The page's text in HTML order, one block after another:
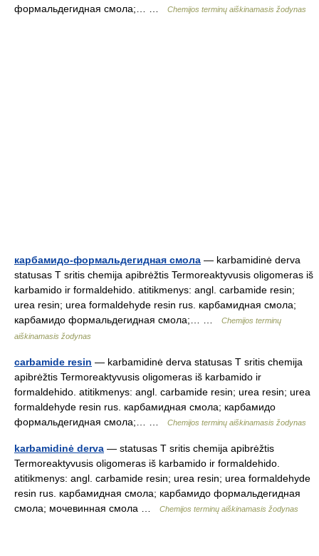
формальдегидная смола;… …
Chemijos terminų aiškinamasis žodynas
карбамидо-формальдегидная смола — karbamidinė derva
statusas T sritis chemija apibrėžtis Termoreaktyvusis oligomeras iš
karbamido ir formaldehido. atitikmenys: angl. carbamide resin;
urea resin; urea formaldehyde resin rus. карбамидная смола;
карбамидо формальдегидная смола;… …
Chemijos terminų
aiškinamasis žodynas
carbamide resin — karbamidinė derva statusas T sritis chemija
apibrėžtis Termoreaktyvusis oligomeras iš karbamido ir
formaldehido. atitikmenys: angl. carbamide resin; urea resin; urea
formaldehyde resin rus. карбамидная смола; карбамидо
формальдегидная смола;… …
Chemijos terminų aiškinamasis žodynas
karbamidinė derva — statusas T sritis chemija apibrėžtis
Termoreaktyvusis oligomeras iš karbamido ir formaldehido.
atitikmenys: angl. carbamide resin; urea resin; urea formaldehyde
resin rus. карбамидная смола; карбамидо формальдегидная
смола; мочевинная смола …
Chemijos terminų aiškinamasis žodynas